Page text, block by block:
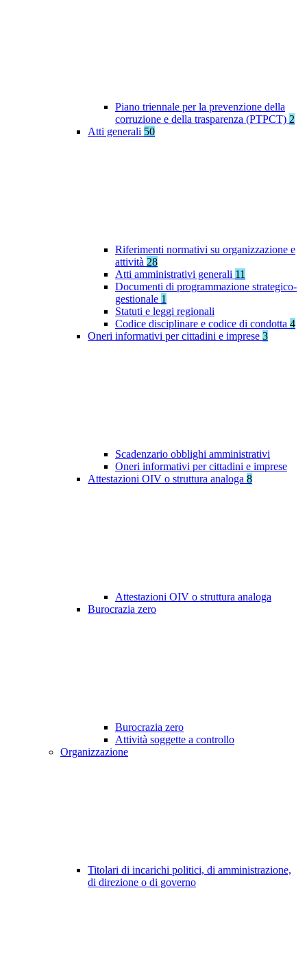
Piano triennale per la prevenzione della
corruzione e della trasparenza (PTPCT) 2
Atti generali 50
Riferimenti normativi su organizzazione e
attività 28
Atti amministrativi generali 11
Documenti di programmazione strategico-
gestionale 1
Statuti e leggi regionali
Codice disciplinare e codice di condotta 4
Oneri informativi per cittadini e imprese 3
Scadenzario obblighi amministrativi
Oneri informativi per cittadini e imprese
Attestazioni OIV o struttura analoga 8
Attestazioni OIV o struttura analoga
Burocrazia zero
Burocrazia zero
Attività soggette a controllo
Organizzazione
Titolari di incarichi politici, di amministrazione,
di direzione o di governo